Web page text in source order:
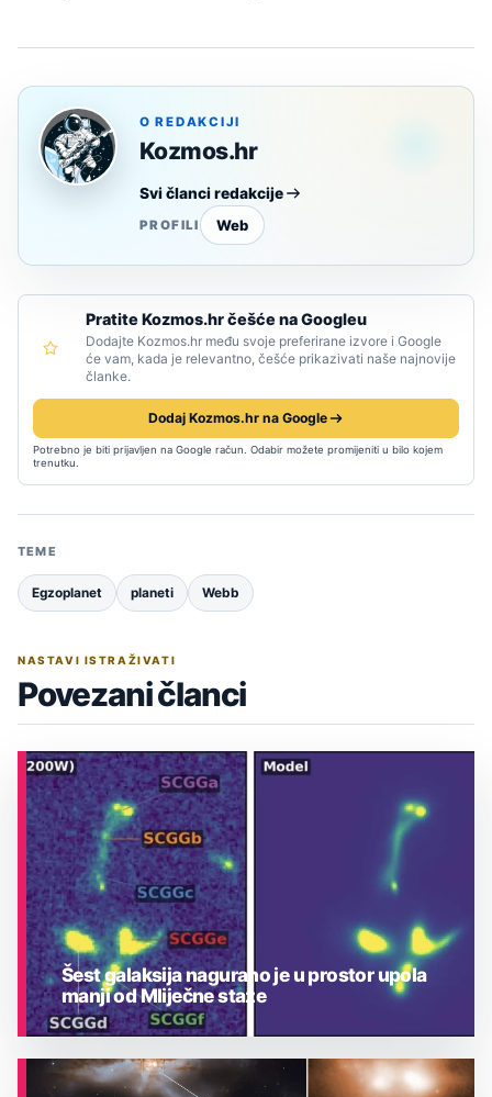
O REDAKCIJI
Kozmos.hr
Svi članci redakcije
PROFILI Web
Pratite Kozmos.hr češće na Googleu
Dodajte Kozmos.hr među svoje preferirane izvore i Google
će vam, kada je relevantno, češće prikazivati naše najnovije
članke.
Dodaj Kozmos.hr na Google
Potrebno je biti prijavljen na Google račun. Odabir možete promijeniti u bilo kojem
trenutku.
TEME
Egzoplanet planeti Webb
NASTAVI ISTRAŽIVATI
Povezani članci
ASTRONOMIJA
Šest galaksija nagurano je u prostor upola
manji od Mliječne staze